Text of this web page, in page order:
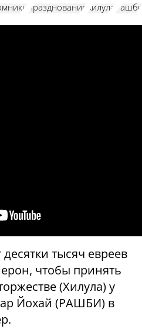
празднование Хилула
тысяч евреев
чтобы принять
(Хилула) у
Йохай (РАШБИ) в